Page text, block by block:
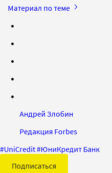
Материал по теме
Андрей Злобин
Редакция Forbes
#UniCredit#ЮниКредит Банк
Подписаться